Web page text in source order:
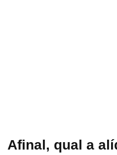
Afinal, qual a